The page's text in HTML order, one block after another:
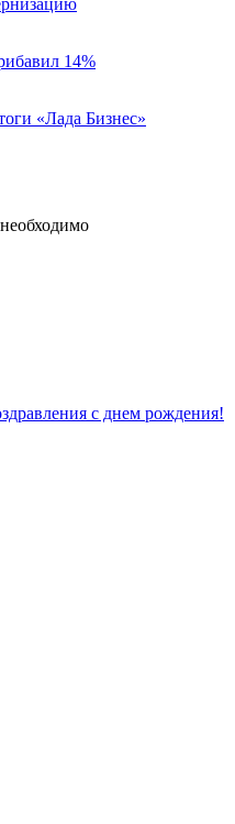
14%
«Лада Бизнес»
с днем рождения!